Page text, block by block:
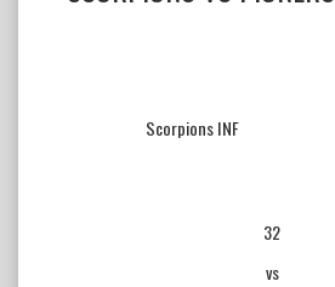
Scorpions INF
32
vs